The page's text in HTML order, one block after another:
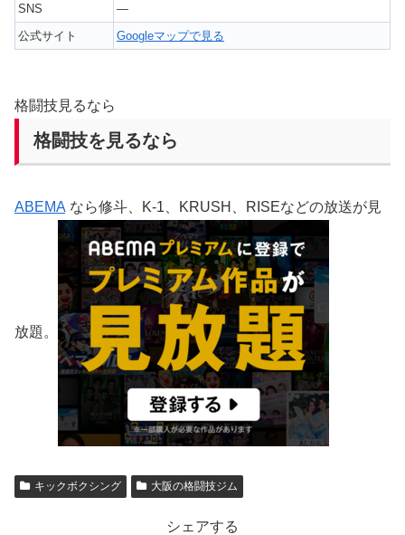
SNS
—
公式サイト
Googleマップで見る
格闘技見るなら
格闘技を見るなら
ABEMA なら修斗、K-1、KRUSH、RISEなどの放送が見
放題。
キックボクシング 大阪の格闘技ジム
シェアする